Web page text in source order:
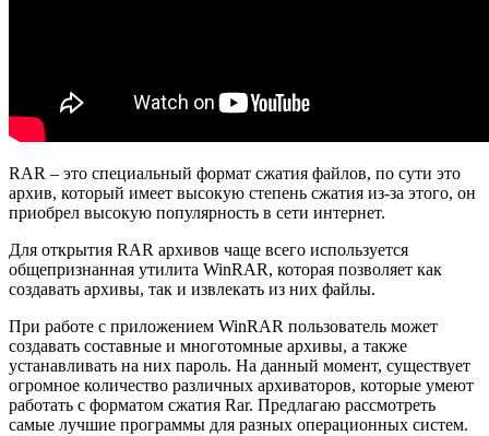
RAR – это специальный формат сжатия файлов, по сути это
архив, который имеет высокую степень сжатия из-за этого, он
приобрел высокую популярность в сети интернет.
Для открытия RAR архивов чаще всего используется
общепризнанная утилита WinRAR, которая позволяет как
создавать архивы, так и извлекать из них файлы.
При работе с приложением WinRAR пользователь может
создавать составные и многотомные архивы, а также
устанавливать на них пароль. На данный момент, существует
огромное количество различных архиваторов, которые умеют
работать с форматом сжатия Rar. Предлагаю рассмотреть
самые лучшие программы для разных операционных систем.